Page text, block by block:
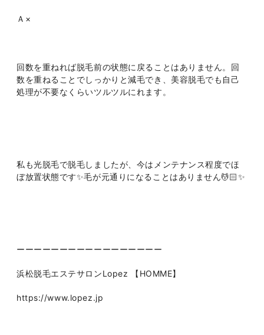
Ａ×
回数を重ねれば脱毛前の状態に戻ることはありません。回
数を重ねることでしっかりと減毛でき、美容脱毛でも自己
処理が不要なくらいツルツルにれます。
私も光脱毛で脱毛しましたが、今はメンテナンス程度でほ
ぼ放置状態です✨毛が元通りになることはありません💆🏻✨
ーーーーーーーーーーーーーーーーー
浜松脱毛エステサロンLopez 【HOMME】
https://www.lopez.jp